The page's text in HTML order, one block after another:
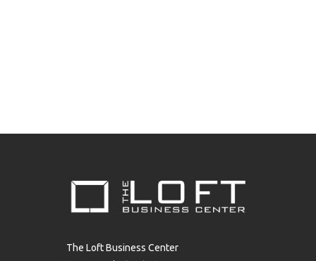
The Loft Business Center